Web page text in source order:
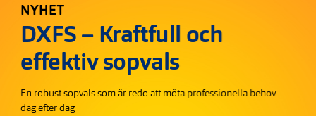
NYHET
DXFS – Kraftfull och
effektiv sopvals
En robust sopvals som är redo att möta professionella behov –
dag efter dag